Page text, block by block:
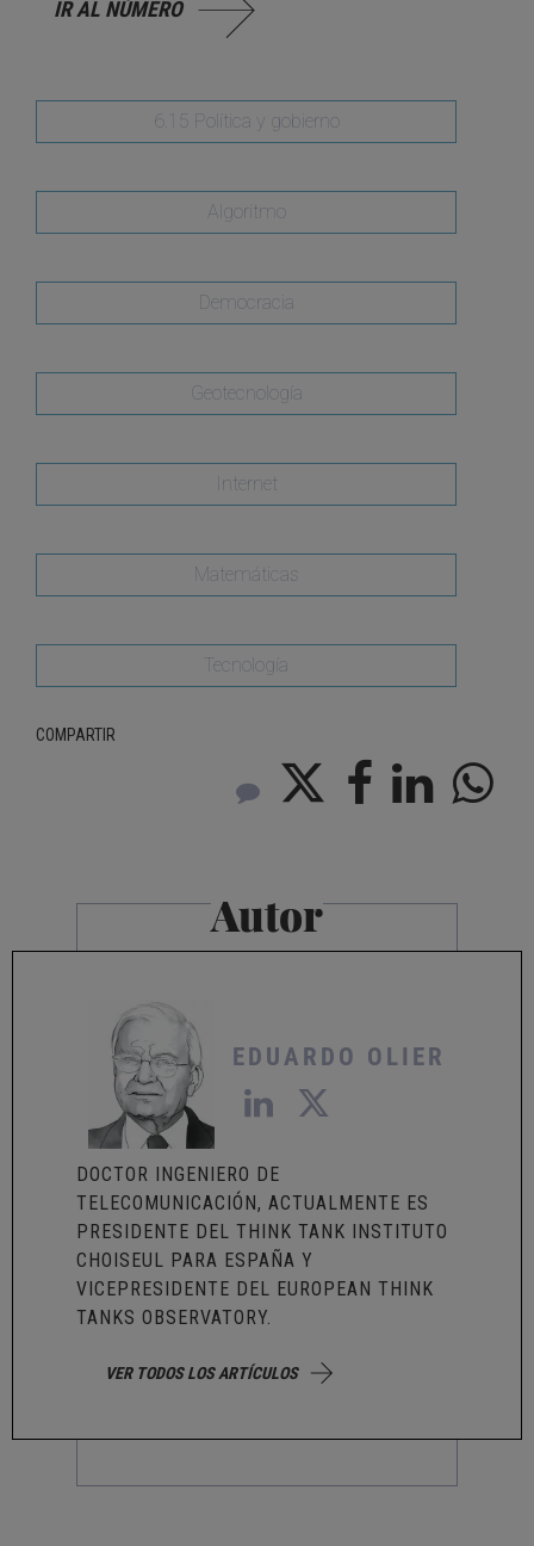
IR AL NÚMERO
6.15 Política y gobierno
Algoritmo
Democracia
Geotecnología
Internet
Matemáticas
Tecnología
COMPARTIR
Autor
EDUARDO OLIER
DOCTOR INGENIERO DE
TELECOMUNICACIÓN, ACTUALMENTE ES
PRESIDENTE DEL THINK TANK INSTITUTO
CHOISEUL PARA ESPAÑA Y
VICEPRESIDENTE DEL EUROPEAN THINK
TANKS OBSERVATORY.
VER TODOS LOS ARTÍCULOS